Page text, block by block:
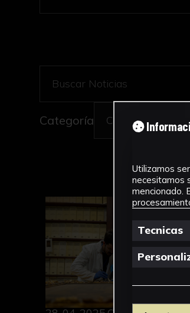
Categoría
Intervenciones de
Utilizamos
necesitamos
mencionado.
Tecnicas